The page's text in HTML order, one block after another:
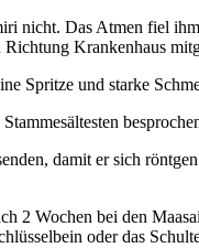
nicht. Das Atmen fiel
Krankenhaus
Spritze und starke
damit er sich
2 Wochen bei den
oder das